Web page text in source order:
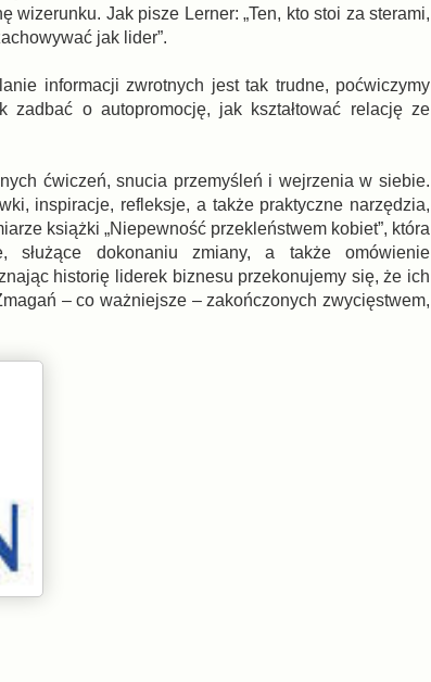
Jak pisze Lerner: „Ten, kto stoi za sterami,
jak lider”.
informacji zwrotnych jest tak trudne, poćwiczymy
zadbać o autopromocję, jak kształtować relację ze
ćwiczeń, snucia przemyśleń i wejrzenia w siebie.
inspiracje, refleksje, a także praktyczne narzędzia,
książki „Niepewność przekleństwem kobiet”, która
służące dokonaniu zmiany, a także omówienie
historię liderek biznesu przekonujemy się, że ich
– co ważniejsze – zakończonych zwycięstwem,